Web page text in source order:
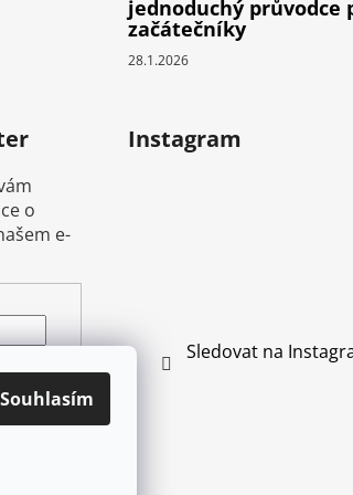
Souhlasím
jednoduchý průvodce
začátečníky
28.1.2026
o
e-
Instagram
Sledovat na